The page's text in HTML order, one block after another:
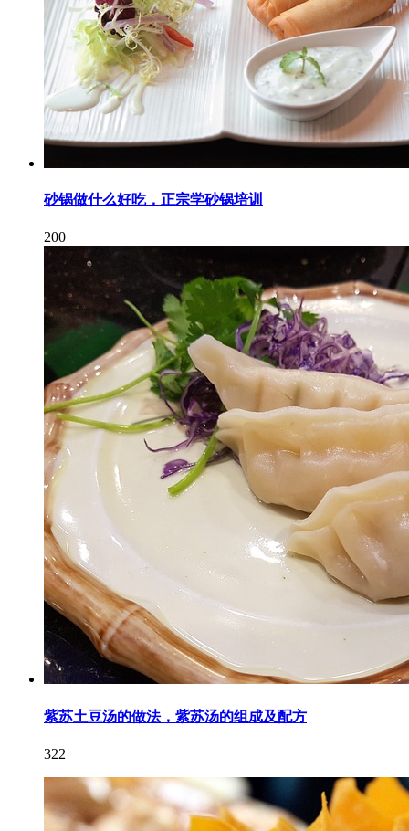
砂锅做什么好吃，正宗学砂锅培训
200
紫苏土豆汤的做法，紫苏汤的组成及配方
322